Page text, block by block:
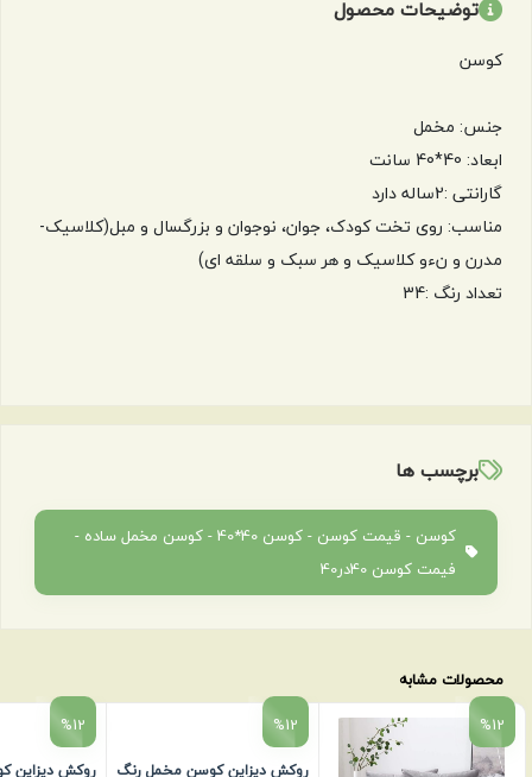
توضیحات محصول
کوسن
جنس: مخمل
ابعاد: 40*40 سانت
گارانتی :2ساله دارد
مناسب: روی تخت کودک، جوان، نوجوان و بزرگسال و مبل(کلاسیک-
مدرن و نءو کلاسیک و هر سبک و سلقه ای)
تعداد رنگ :34
برچسب ها
کوسن - قیمت کوسن - کوسن 40*40 - کوسن مخمل ساده -
فیمت کوسن 40در40
محصولات مشابه
%12
%12
روکش دیزاین کوسن مخمل رنگ
%12
روکش دیزاین